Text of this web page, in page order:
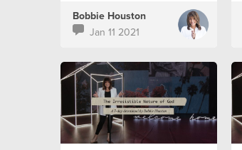
Bobbie Houston
Jan 11 2021